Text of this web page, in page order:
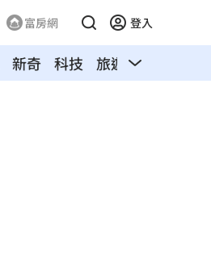
富房網 登入
新奇 科技 旅遊 汽車